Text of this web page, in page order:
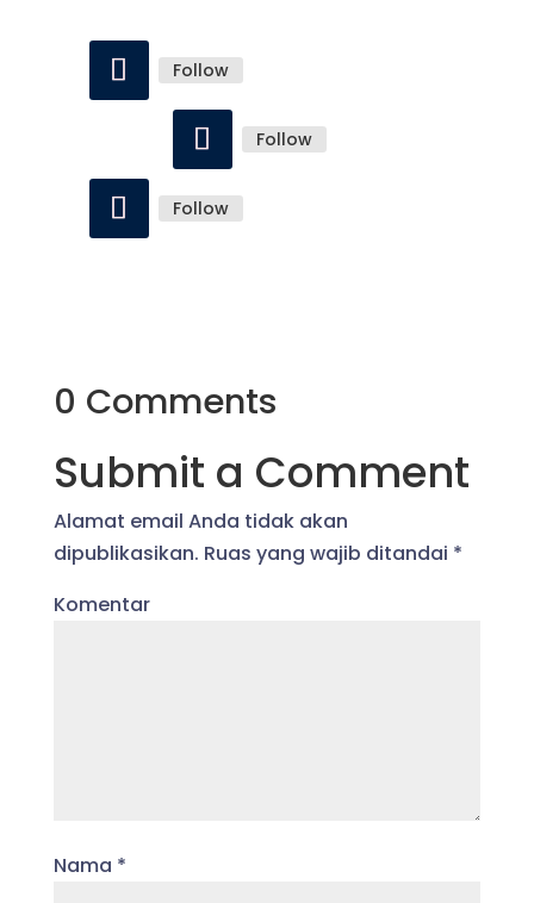
Follow
Follow
Follow
0 Comments
Submit a Comment
Alamat email Anda tidak akan
dipublikasikan. Ruas yang wajib ditandai *
Komentar
Nama *